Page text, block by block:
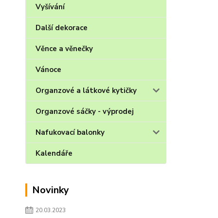
Vyšívání
Další dekorace
Věnce a věnečky
Vánoce
Organzové a látkové kytičky
Organzové sáčky - výprodej
Nafukovací balonky
Kalendáře
Novinky
20.03.2023